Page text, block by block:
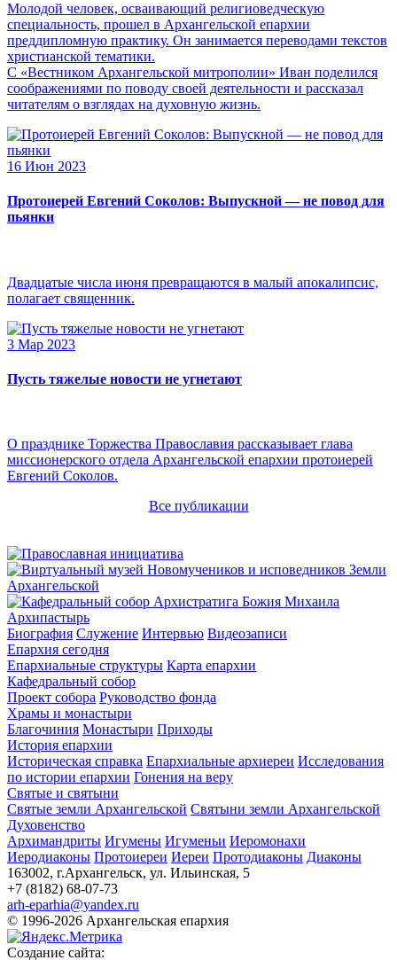
Молодой человек, осваивающий религиоведческую
специальность, прошел в Архангельской епархии
преддипломную практику. Он занимается переводами текстов
христианской тематики.
С «Вестником Архангельской митрополии» Иван поделился
соображениями по поводу своей деятельности и рассказал
читателям о взглядах на духовную жизнь.
16 Июн 2023
Протоиерей Евгений Соколов: Выпускной — не повод для
пьянки
Двадцатые числа июня превращаются в малый апокалипсис,
полагает священник.
3 Мар 2023
Пусть тяжелые новости не угнетают
О празднике Торжества Православия рассказывает глава
миссионерского отдела Архангельской епархии протоиерей
Евгений Соколов.
Все публикации
Архипастырь
Биография Служение Интервью Видеозаписи
Епархия сегодня
Епархиальные структуры Карта епархии
Кафедральный собор
Проект собора Руководство фонда
Храмы и монастыри
Благочиния Монастыри Приходы
История епархии
Историческая справка Епархиальные архиереи Исследования
по истории епархии Гонения на веру
Святые и святыни
Святые земли Архангельской Святыни земли Архангельской
Духовенство
Архимандриты Игумены Игуменьи Иеромонахи
Иеродиаконы Протоиереи Иереи Протодиаконы Диаконы
163002, г.Архангельск, ул. Ильинская, 5
+7 (8182) 68-07-73
arh-eparhia@yandex.ru
© 1996-2026 Архангельская епархия
Создание сайта: